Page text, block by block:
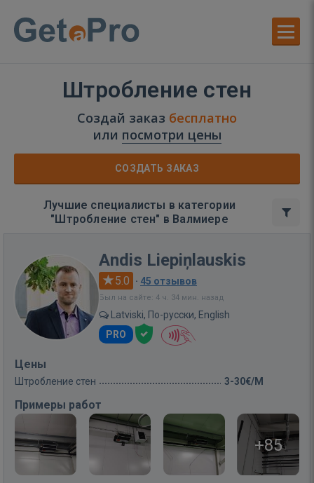
Штробление стен
Создай заказ бесплатно
или посмотри цены
СОЗДАТЬ ЗАКАЗ
Лучшие специалисты в категории
"Штробление стен" в Валмиере
Andis Liepiņlauskis
5.0 · 45 отзывов
Был на сайте: 4 ч. 34 мин. назад
Latviski, По-русски, English
PRO
Цены
Штробление стен 3-30€/M
Примеры работ
+85